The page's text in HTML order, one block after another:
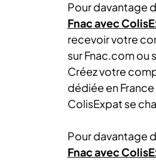
Pour davantage
Fnac avec
recevoir votre
sur Fnac.com ou
Créez votre
dédiée en
ColisExpat se
Pour davantage
Fnac avec